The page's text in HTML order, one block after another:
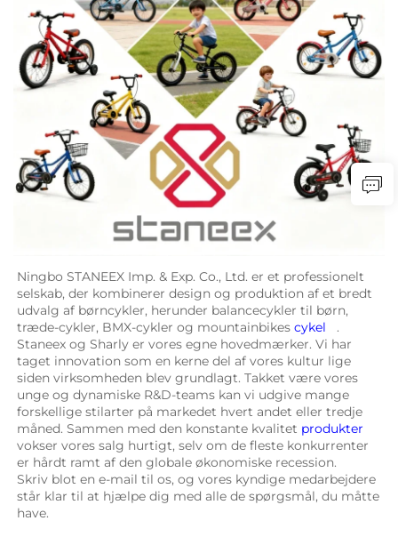
Ningbo STANEEX Imp. & Exp. Co., Ltd. er et professionelt
selskab, der kombinerer design og produktion af et bredt
udvalg af børncykler, herunder balancecykler til børn,
træde-cykler, BMX-cykler og mountainbikes cykel .
Staneex og Sharly er vores egne hovedmærker. Vi har
taget innovation som en kerne del af vores kultur lige
siden virksomheden blev grundlagt. Takket være vores
unge og dynamiske R&D-teams kan vi udgive mange
forskellige stilarter på markedet hvert andet eller tredje
måned. Sammen med den konstante kvalitet
vokser vores salg hurtigt, selv om de fleste konkurrenter
er hårdt ramt af den globale økonomiske recession.
Skriv blot en e-mail til os, og vores kyndige medarbejdere
står klar til at hjælpe dig med alle de spørgsmål, du måtte
have.